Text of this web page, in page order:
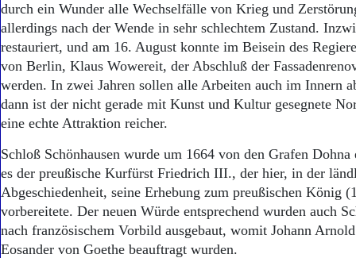
Kontakt
Impressum
Datenschutz
durch ein Wunder alle Wechselfälle von Krieg und
allerdings nach der Wende in sehr schlechtem Zustand.
restauriert, und am 16. August konnte im Beisein des
von Berlin, Klaus Wowereit, der Abschluß der
werden. In zwei Jahren sollen alle Arbeiten auch im Innern
dann ist der nicht gerade mit Kunst und Kultur gesegnete
eine echte Attraktion reicher.
Schloß Schönhausen wurde um 1664 von den Grafen
es der preußische Kurfürst Friedrich III., der hier, in der
Abgeschiedenheit, seine Erhebung zum preußischen König
vorbereitete. Der neuen Würde entsprechend wurden auch
nach französischem Vorbild ausgebaut, womit Johann
Eosander von Goethe beauftragt wurden.